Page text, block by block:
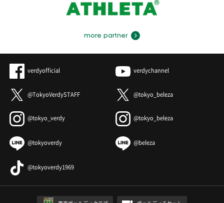
more partner
verdyofficial verdychannel
@TokyoVerdySTAFF @tokyo_beleza
@tokyo_verdy @tokyo_beleza
@tokyoverdy @beleza
@tokyoverdy1969